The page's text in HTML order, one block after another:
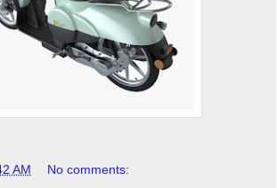
AM No comments: